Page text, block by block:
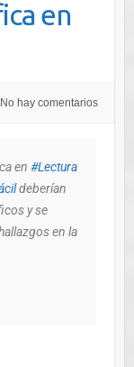
en
No hay comentarios
en #Lectura
deberían
y se
en la